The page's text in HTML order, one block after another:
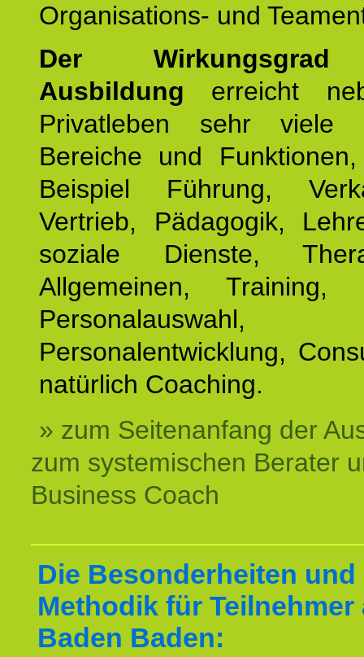
Organisations- und
Der
Ausbildung erreicht
Privatleben sehr viele
Bereiche und
Beispiel Führung,
Vertrieb, Pädagogik,
soziale Dienste,
Allgemeinen, Training,
Personalauswahl,
Personalentwicklung,
natürlich Coaching.
» zum Seitenanfang der
zum systemischen Berater
Business Coach
Die Besonderheiten und
Methodik für Teilnehmer
Baden Baden: